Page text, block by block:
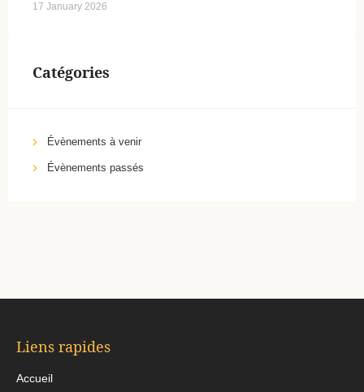
17 January 2026
Catégories
Évènements à venir
Évènements passés
Liens rapides
Accueil